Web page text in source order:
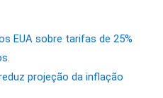
EUA sobre tarifas de 25%
projeção da inflação